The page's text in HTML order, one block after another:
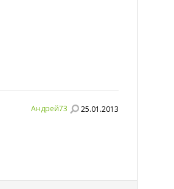
Андрей73 25.01.2013